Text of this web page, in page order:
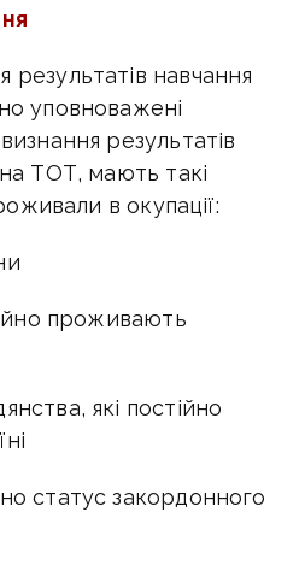
навчання
уповноважені
результатів
ТОТ, мають такі
в окупації:
проживають
які постійно
статус закордонного